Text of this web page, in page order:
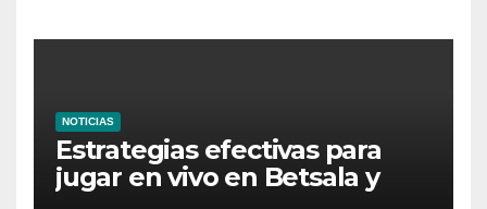
NOTICIAS
Estrategias efectivas para
jugar en vivo en Betsala y